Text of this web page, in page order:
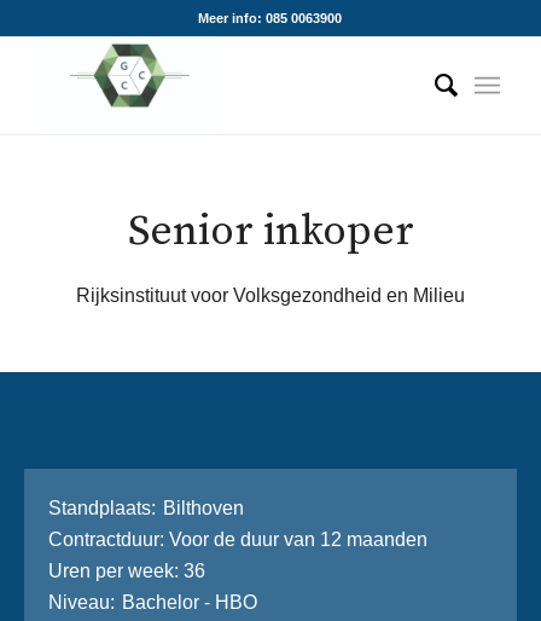
Meer info: 085 0063900
Senior inkoper
Rijksinstituut voor Volksgezondheid en Milieu
Stand­plaats
Bilthoven
Contractduur Voor de duur van 12 maanden
Uren per week 36
Niveau
Bachelor - HBO